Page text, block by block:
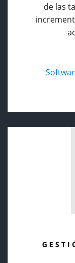
de las